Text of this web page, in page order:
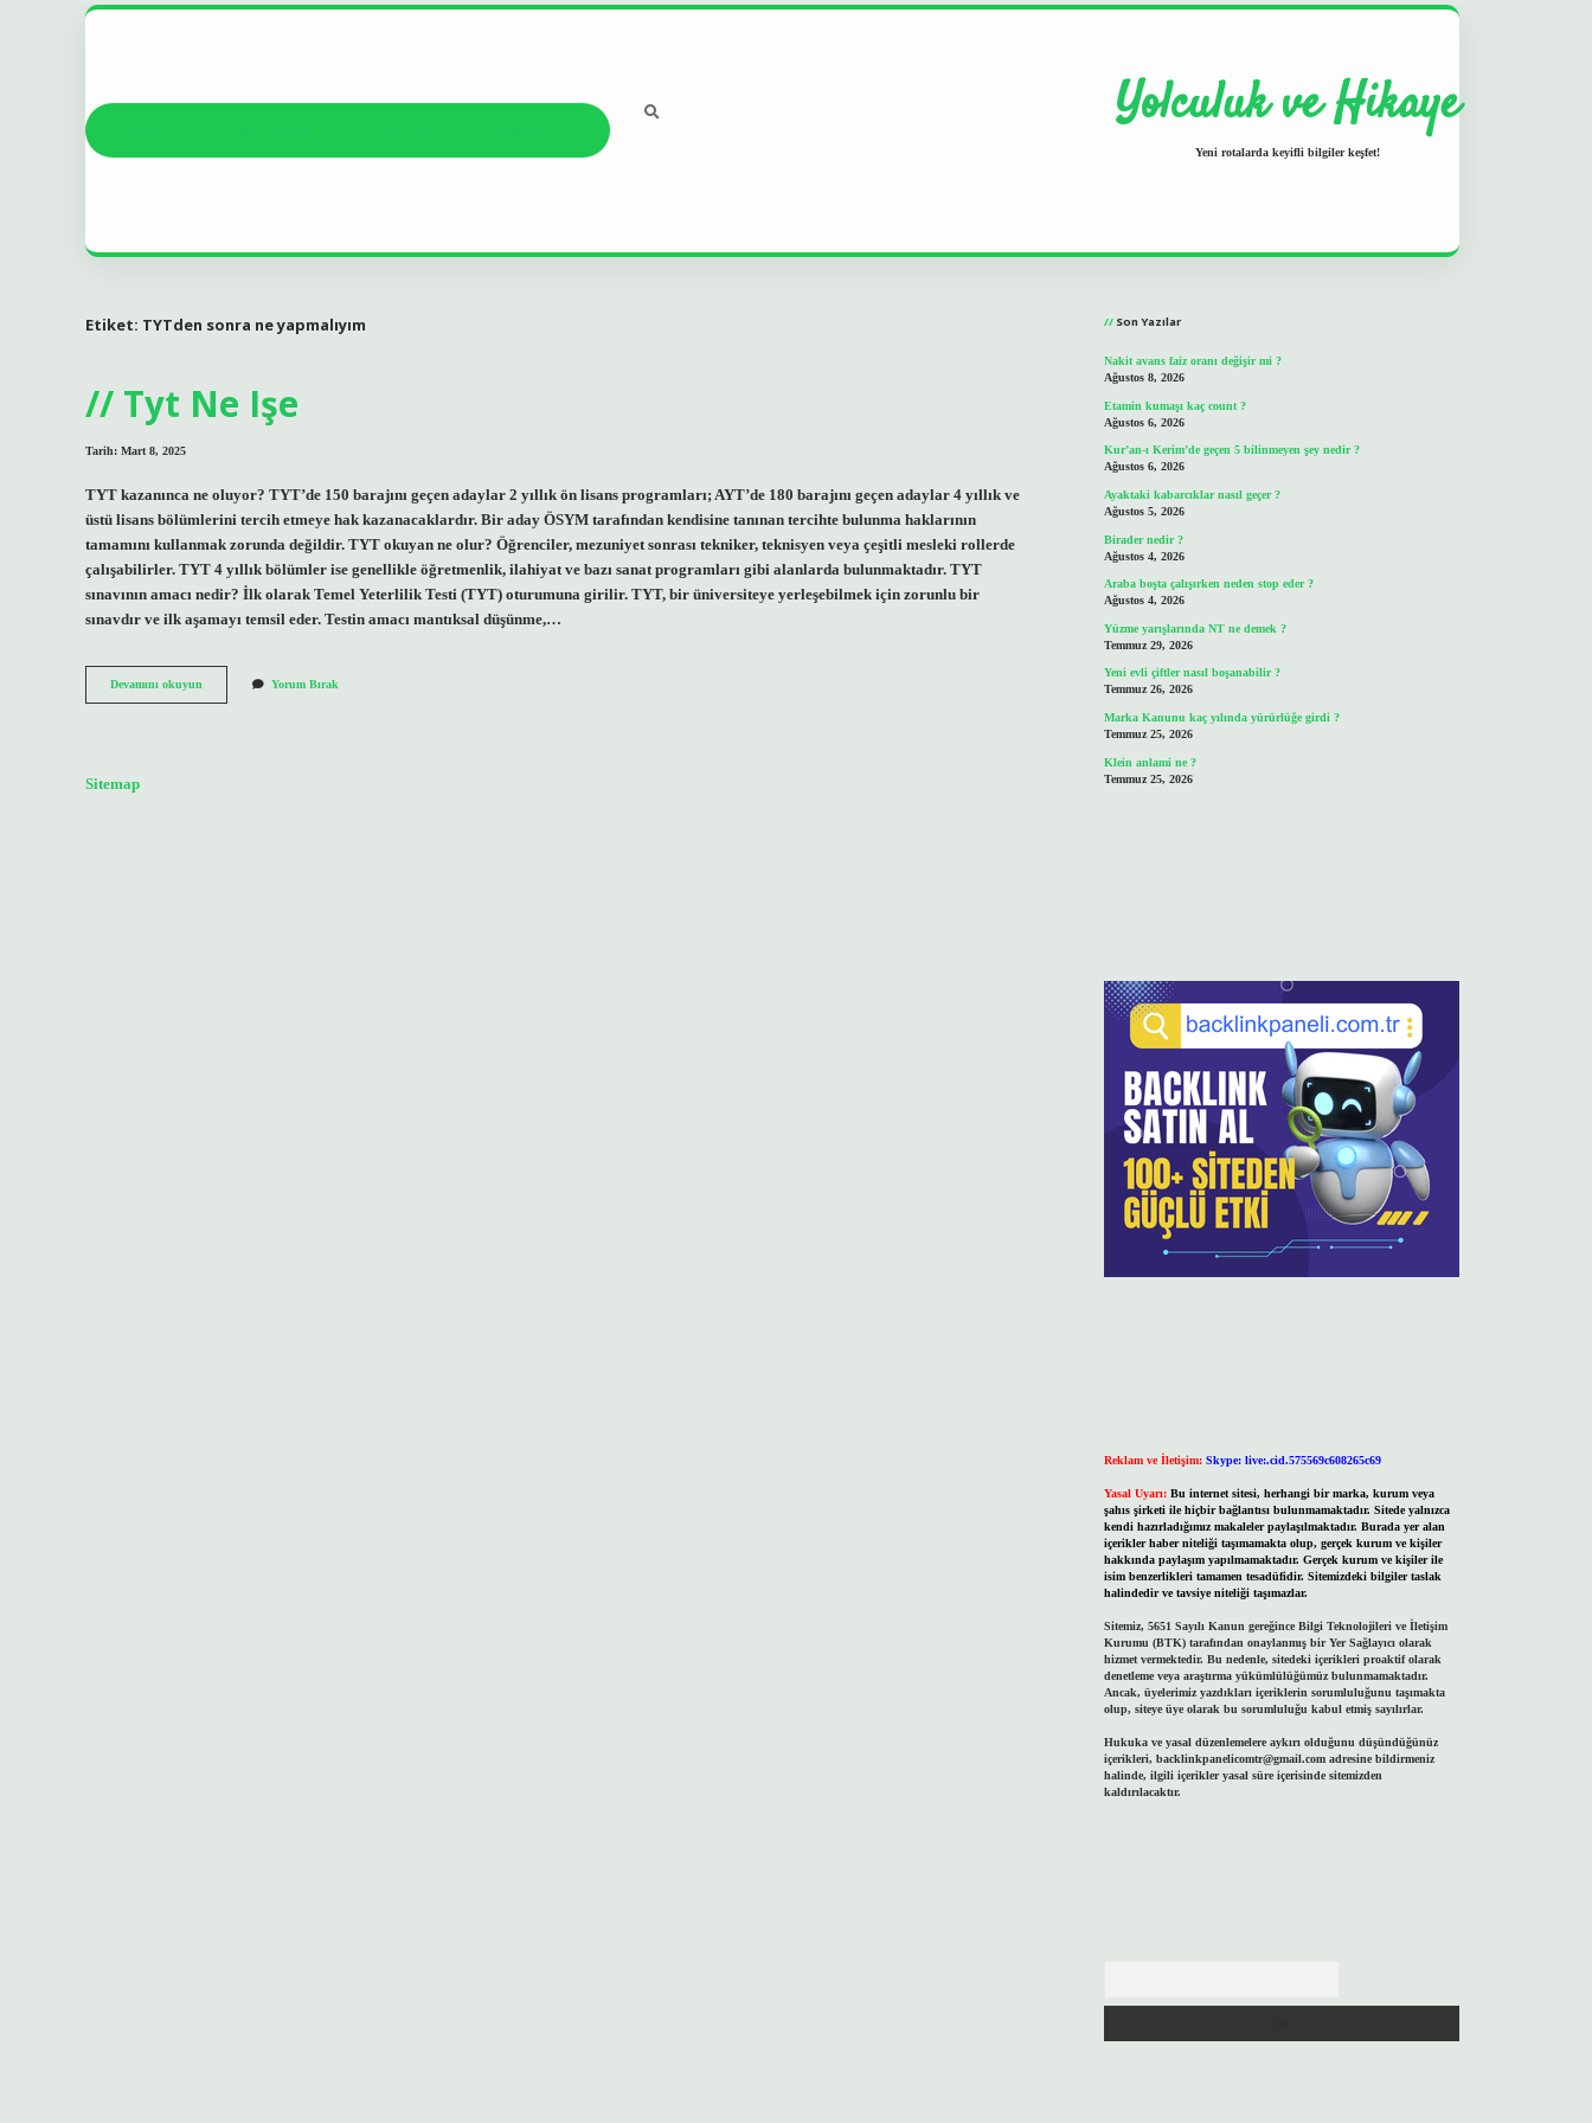
Yolculuk ve Hikaye
Yeni rotalarda keyifli bilgiler keşfet!
Etiket: TYTden sonra ne yapmalıyım
Tyt Ne Işe
Tarih: Mart 8, 2025
TYT kazanınca ne oluyor? TYT’de 150 barajını geçen adaylar 2 yıllık ön lisans programları; AYT’de 180 barajını geçen adaylar 4 yıllık ve
üstü lisans bölümlerini tercih etmeye hak kazanacaklardır. Bir aday ÖSYM tarafından kendisine tanınan tercihte bulunma haklarının
tamamını kullanmak zorunda değildir. TYT okuyan ne olur? Öğrenciler, mezuniyet sonrası tekniker, teknisyen veya çeşitli mesleki rollerde
çalışabilirler. TYT 4 yıllık bölümler ise genellikle öğretmenlik, ilahiyat ve bazı sanat programları gibi alanlarda bulunmaktadır. TYT
sınavının amacı nedir? İlk olarak Temel Yeterlilik Testi (TYT) oturumuna girilir. TYT, bir üniversiteye yerleşebilmek için zorunlu bir
sınavdır ve ilk aşamayı temsil eder. Testin amacı mantıksal düşünme,…
Devamını okuyun
Ne
Yorum Bırak
Sitemap
Son Yazılar
Nakit avans faiz oranı değişir mi ?
Ağustos 8, 2026
Etamin kumaşı kaç count ?
Ağustos 6, 2026
Kur’an-ı Kerim’de geçen 5 bilinmeyen şey nedir ?
Ağustos 6, 2026
Ayaktaki kabarcıklar nasıl geçer ?
Ağustos 5, 2026
Birader nedir ?
Ağustos 4, 2026
Araba boşta çalışırken neden stop eder ?
Ağustos 4, 2026
Yüzme yarışlarında NT ne demek ?
Temmuz 29, 2026
Yeni evli çiftler nasıl boşanabilir ?
Temmuz 26, 2026
Marka Kanunu kaç yılında yürürlüğe girdi ?
Temmuz 25, 2026
Klein anlami ne ?
Temmuz 25, 2026
Reklam ve İletişim: Skype: live:.cid.575569c608265c69
Yasal Uyarı: Bu internet sitesi, herhangi bir marka, kurum veya
şahıs şirketi ile hiçbir bağlantısı bulunmamaktadır. Sitede yalnızca
kendi hazırladığımız makaleler paylaşılmaktadır. Burada yer alan
içerikler haber niteliği taşımamakta olup, gerçek kurum ve kişiler
hakkında paylaşım yapılmamaktadır. Gerçek kurum ve kişiler ile
isim benzerlikleri tamamen tesadüfidir. Sitemizdeki bilgiler taslak
halindedir ve tavsiye niteliği taşımazlar.
Sitemiz, 5651 Sayılı Kanun gereğince Bilgi Teknolojileri ve İletişim
Kurumu (BTK) tarafından onaylanmış bir Yer Sağlayıcı olarak
hizmet vermektedir. Bu nedenle, sitedeki içerikleri proaktif olarak
denetleme veya araştırma yükümlülüğümüz bulunmamaktadır.
Ancak, üyelerimiz yazdıkları içeriklerin sorumluluğunu taşımakta
olup, siteye üye olarak bu sorumluluğu kabul etmiş sayılırlar.
Hukuka ve yasal düzenlemelere aykırı olduğunu düşündüğünüz
içerikleri, backlinkpanelicomtr@gmail.comadresine bildirmeniz
halinde, ilgili içerikler yasal süre içerisinde sitemizden
kaldırılacaktır.